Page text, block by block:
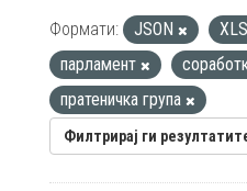
Формати: JSON
парламент
пратеничка група
Филтрирај ги